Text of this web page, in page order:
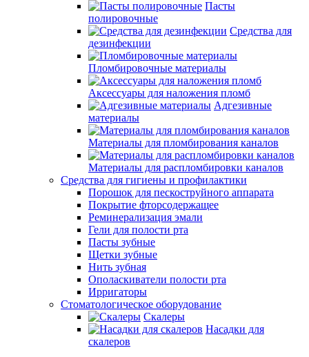
Пасты
полировочные
Средства для
дезинфекции
Пломбировочные материалы
Аксессуары для наложения пломб
Адгезивные
материалы
Материалы для пломбирования каналов
Материалы для распломбировки каналов
Средства для гигиены и профилактики
Порошок для пескоструйного аппарата
Покрытие фторсодержащее
Реминерализация эмали
Гели для полости рта
Пасты зубные
Щетки зубные
Нить зубная
Ополаскиватели полости рта
Ирригаторы
Стоматологическое оборудование
Скалеры
Насадки для
скалеров